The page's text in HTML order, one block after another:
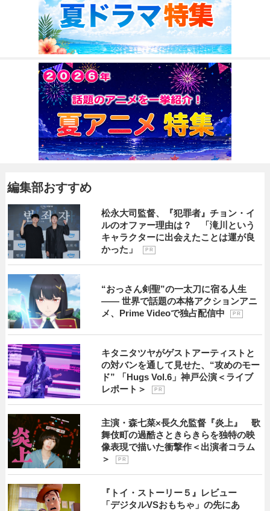
編集部おすすめ
松永大司監督、『犯罪者』チョン・イ
ルのオファー理由は？ 「滝川という
キャラクターに出会えたことは運が良
かった」
P R
“おっさん剣聖”の一太刀に宿る人生
―― 世界で話題の本格アクションアニ
メ、Prime Videoで独占配信中
P R
キタニタツヤがゲストアーティストと
の対バンを通して見せた、“攻めのモー
ド” 「Hugs Vol.6」神戸公演＜ライブ
レポート＞
P R
主演・森七菜×長久允監督『炎上』 歌
舞伎町の過酷さときらきらを独特の映
像表現で描いた衝撃作＜出演者コラム
＞
P R
『トイ・ストーリー５』レビュー
「デジタルVSおもちゃ」の先にあ